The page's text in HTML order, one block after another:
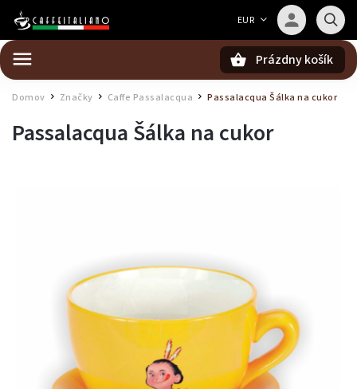
EUR
Prázdny košík
Domov Značky Caffe Passalacqua / Passalacqua Šálka na cukor
Passalacqua Šálka na cukor
Barista — poradca Caffeitaliano